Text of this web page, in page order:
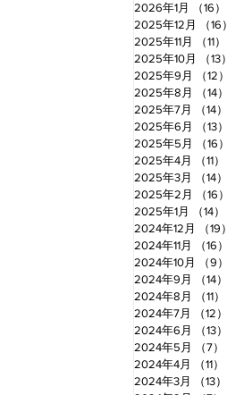
2026年1月
（16）
2025年12月
（16）
2025年11月
（11）
2025年10月
（13）
2025年9月
（12）
2025年8月
（14）
2025年7月
（14）
2025年6月
（13）
2025年5月
（16）
2025年4月
（11）
2025年3月
（14）
2025年2月
（16）
2025年1月
（14）
2024年12月
（19）
2024年11月
（16）
2024年10月
（9）
2024年9月
（14）
2024年8月
（11）
2024年7月
（12）
2024年6月
（13）
2024年5月
（7）
2024年4月
（11）
2024年3月
（13）